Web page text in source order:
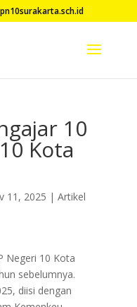
10
Kota
11, 2025 | Artikel
Negeri 10 Kota
sebelumnya.
diisi dengan